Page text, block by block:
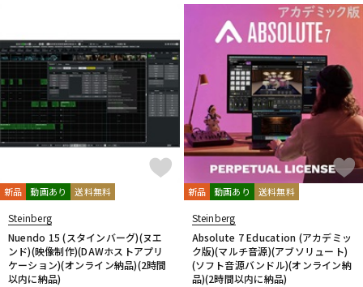
新品 動画あり 送料無料
Steinberg
Nuendo 15 (スタインバーグ)(ヌエ
ンド)(映像制作)(DAWホストアプリ
ケーション)(オンライン納品)(2時間
以内に納品)
新品 動画あり 送料無料
Steinberg
Absolute 7 Education (アカデミッ
ク版)(マルチ音源)(アブソリュート)
(ソフト音源バンドル)(オンライン納
品)(2時間以内に納品)